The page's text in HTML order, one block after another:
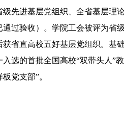
级先进基层党组织、全省基层理
通过验收）。学院工会被评为省
获省直高校五好基层党组织。基
入选的首批全国高校“双带头人”
党支部”。